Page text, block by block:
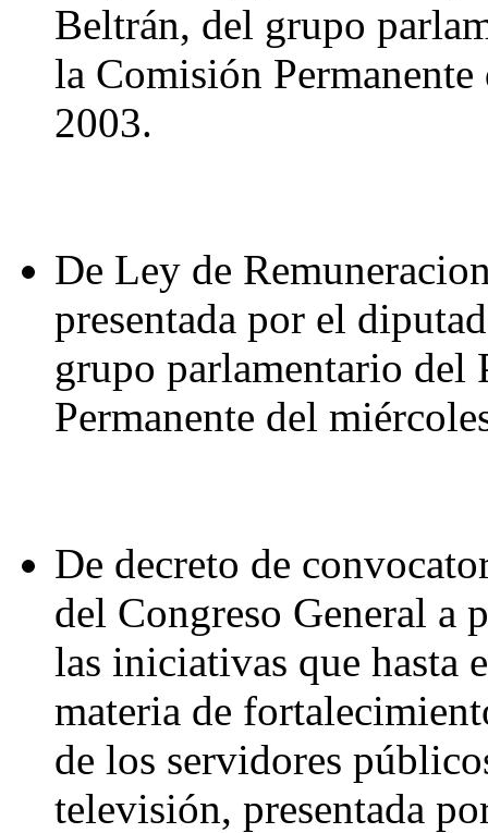
Beltrán, del grupo
la Comisión
2003.
De Ley de
presentada por el
grupo parlamentario del
Permanente del
De decreto de
del Congreso General a
las iniciativas que hasta
materia de
de los servidores
televisión, presentada